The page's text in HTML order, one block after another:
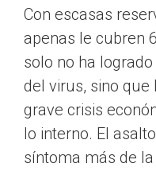
Con escasas
apenas le cubren
solo no ha
del virus, sino que
grave crisis
lo interno. El
síntoma más de